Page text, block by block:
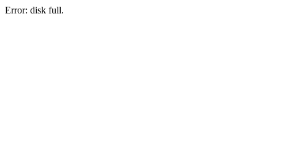
Error: disk full.